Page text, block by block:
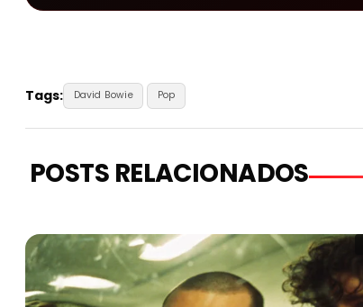
Tags: David Bowie Pop
POSTS RELACIONADOS